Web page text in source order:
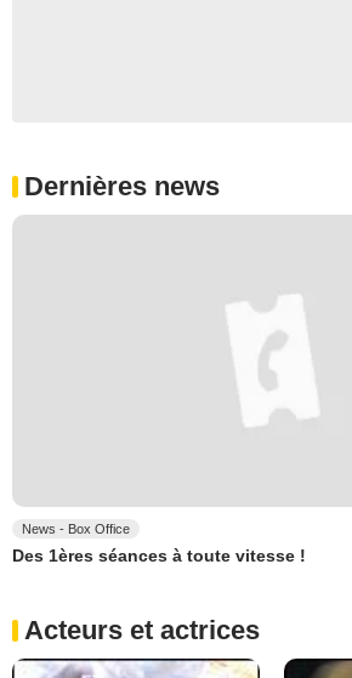
Dernières news
News - Box Office
Des 1ères séances à toute vitesse !
Acteurs et actrices